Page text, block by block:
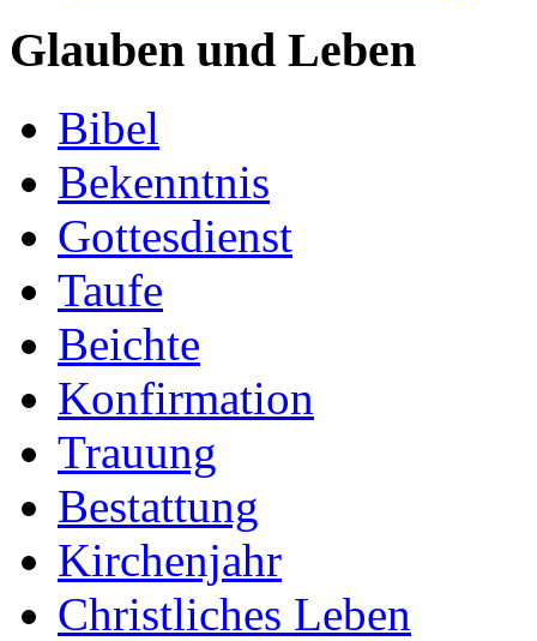
Glauben und Leben
Bibel
Bekenntnis
Gottesdienst
Taufe
Beichte
Konfirmation
Trauung
Bestattung
Kirchenjahr
Christliches Leben